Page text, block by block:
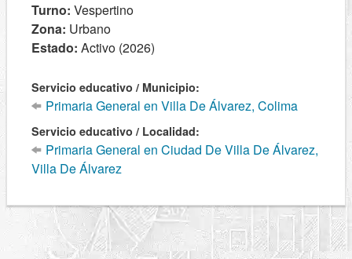
Turno: Vespertino
Zona: Urbano
Estado: Activo (2026)
Servicio educativo / Municipio:
Primaria General en Villa De Álvarez, Colima
Servicio educativo / Localidad:
Primaria General en Ciudad De Villa De Álvarez,
Villa De Álvarez